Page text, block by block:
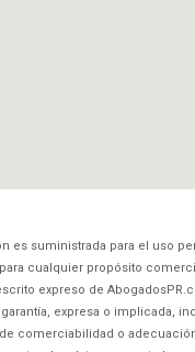
es suministrada para el uso
cualquier propósito
expreso de
expresa o implicada,
comerciabilidad o